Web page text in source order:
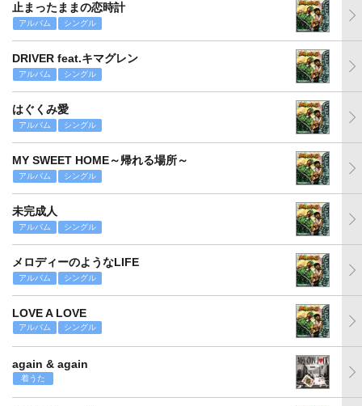
止まったままの恋時計
アルバム シングル
DRIVER feat.キマグレン
アルバム シングル
はぐくみ愛
アルバム シングル
MY SWEET HOME～帰れる場所～
アルバム シングル
未完成人
アルバム シングル
メロディーのようなLIFE
アルバム シングル
LOVE A LOVE
アルバム シングル
again & again
着うた